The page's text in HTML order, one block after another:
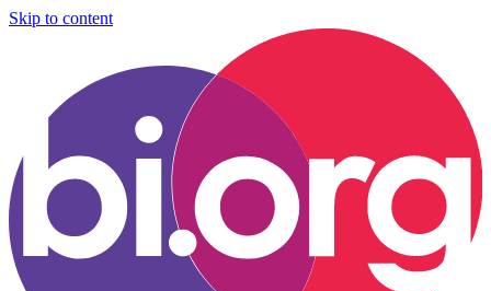
Skip to content